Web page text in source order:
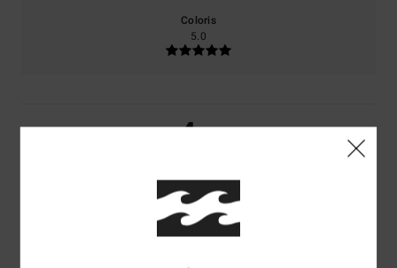
Coloris
5.0
4
Bonne qualité, jolie couleur et joli motif